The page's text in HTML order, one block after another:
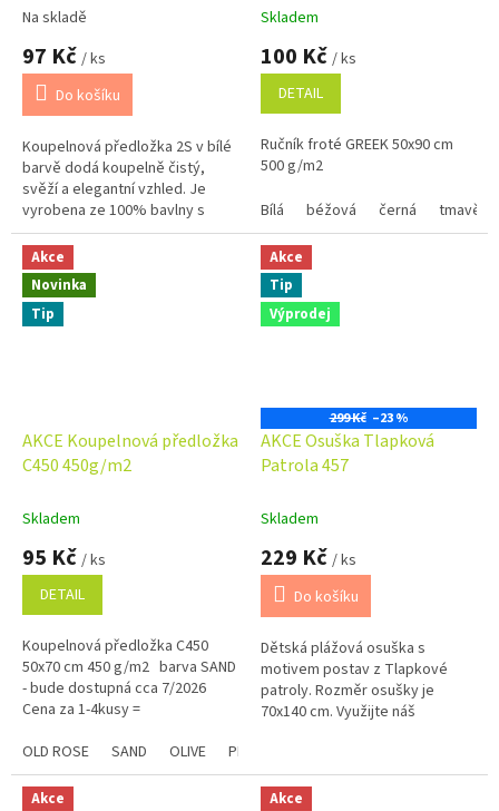
Průměrné
hodnocení
produktu
5,0
5
hvězdiček.
Na skladě
97 Kč / ks
Do košíku
Koupelnová předložka 2S v bílé
barvě dodá koupelně čistý,
svěží a elegantní vzhled. Je
vyrobena ze 100% bavlny s
vysokou gramáží 700 g/m², díky
čemuž je mimořádně měkká,...
Průměrné
hodnocení
produktu
5,0
5
hvězdiček.
Skladem
100 Kč / ks
DETAIL
Ručník froté GREEK 50x90 cm
500 g/m2
Bílá
béžová černá tmavě
Akce
Novinka
Tip
AKCE Koupelnová předložka
C450 450g/m2
Skladem
95 Kč / ks
DETAIL
Koupelnová předložka C450
50x70 cm 450 g/m2 barva SAND
- bude dostupná cca 7/2026
Cena za 1-4kusy =
Kč ...
OLD ROSE SAND OLIVE PLUM
Akce
Tip
Výprodej
299 Kč –23 %
AKCE Osuška Tlapková
Patrola 457
Skladem
229 Kč / ks
Do košíku
Dětská plážová osuška s
motivem postav z Tlapkové
patroly. Rozměr osušky je
70x140 cm. Využijte náš
Věrnostní program
Akce
Akce